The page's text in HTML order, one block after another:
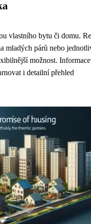
vlastního bytu či domu.
mladých párů nebo
možnost.
i detailní přehled